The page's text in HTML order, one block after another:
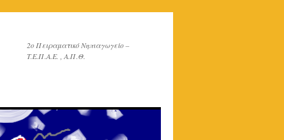
2o Πειραματικό Νηπιαγωγείο –
T.E.Π.Α.Ε. , Α.Π.Θ.